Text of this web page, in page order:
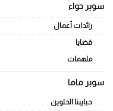
سوبر حواء
رائدات أعمال
قضايا
ملهمات
سوبر ماما
حبايبنا الحلوين